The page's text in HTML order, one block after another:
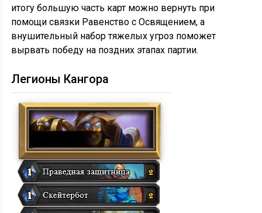
итогу большую часть карт можно вернуть при
помощи связки Равенство с Освящением, а
внушительный набор тяжелых угроз поможет
вырвать победу на поздних этапах партии.
Легионы Кангора